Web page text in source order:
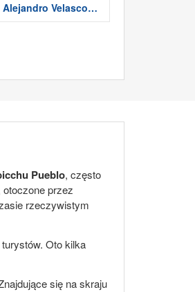
Velasco
Pueblo, często
przez
rzeczywistym
Oto kilka
się na skraju